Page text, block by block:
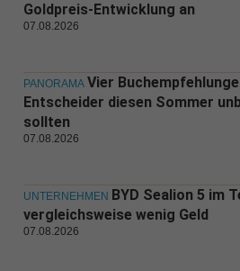
Goldpreis-Entwicklung an
07.08.2026
PANORAMA Vier
Entscheider diesen Sommer
sollten
07.08.2026
UNTERNEHMEN BYD Sealion 5 im
vergleichsweise wenig Geld
07.08.2026